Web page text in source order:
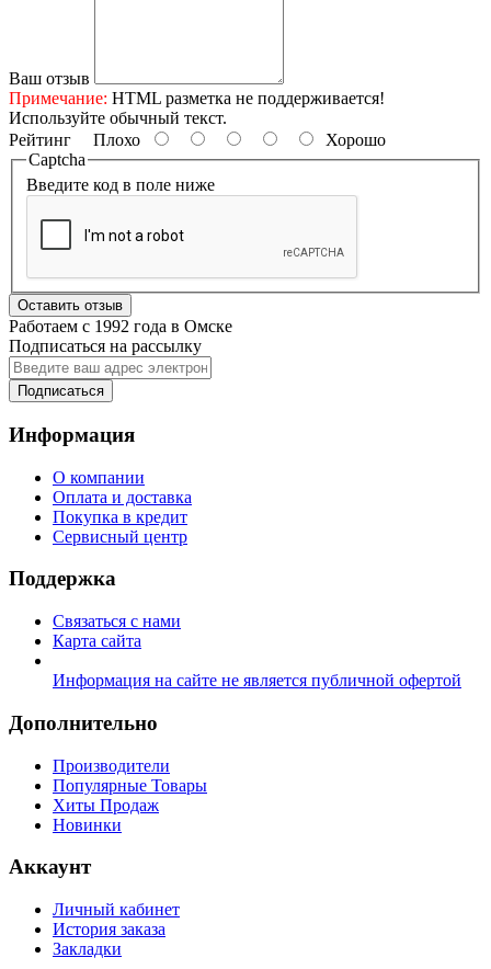
Ваш отзыв
Примечание: HTML разметка не поддерживается!
Используйте обычный текст.
Рейтинг Плохо
Хорошо
Captcha
Введите код в поле ниже
Оставить отзыв
Работаем с 1992 года в Омске
Подписаться на рассылку
Подписаться
Информация
О компании
Оплата и доставка
Покупка в кредит
Сервисный центр
Поддержка
Связаться с нами
Карта сайта
Информация на сайте не является публичной офертой
Дополнительно
Производители
Популярные Товары
Хиты Продаж
Новинки
Аккаунт
Личный кабинет
История заказа
Закладки